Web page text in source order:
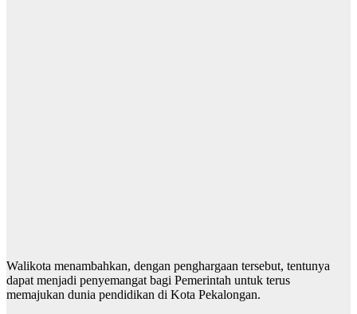
Walikota menambahkan, dengan penghargaan tersebut, tentunya
dapat menjadi penyemangat bagi Pemerintah untuk terus
memajukan dunia pendidikan di Kota Pekalongan.